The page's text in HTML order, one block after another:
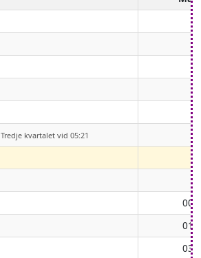
Tredje kvartalet vid 05:21